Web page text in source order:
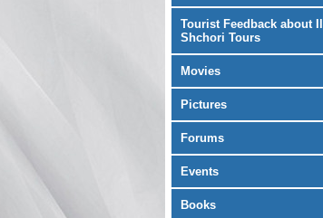
Tourist Feedback about
Shchori Tours
Movies
Pictures
Forums
Events
Books